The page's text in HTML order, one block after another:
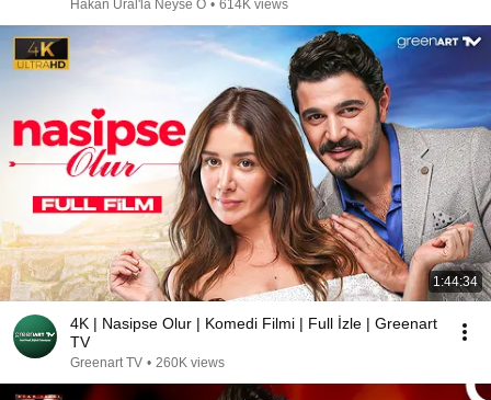
Hakan Ural'la Neyse O • 614K views
1:44:34
4K | Nasipse Olur | Komedi Filmi | Full İzle | Greenart
TV
Greenart TV • 260K views